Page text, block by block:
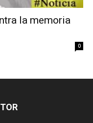
la memoria
0